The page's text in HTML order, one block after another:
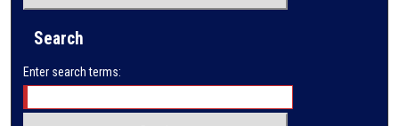
Search
Enter search terms: